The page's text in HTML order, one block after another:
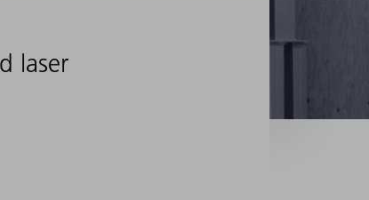
laser